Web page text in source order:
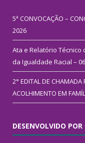
5ª CONVOCAÇÃO –
2026
Ata e Relatório
da Igualdade Racial –
2° EDITAL DE CHAMADA
ACOLHIMENTO EM
DESENVOLVIDO POR